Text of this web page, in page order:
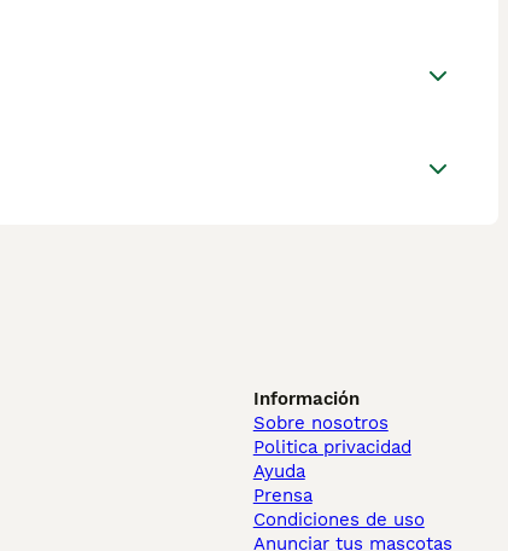
Información
Sobre nosotros
Politica privacidad
Ayuda
Prensa
Condiciones de uso
Anunciar tus mascotas